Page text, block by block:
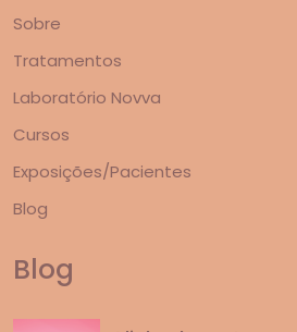
Sobre
Tratamentos
Laboratório Novva
Cursos
Exposições/Pacientes
Blog
Blog